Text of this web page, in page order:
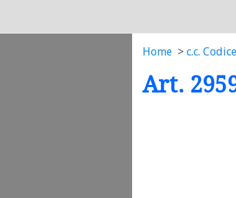
Home c.c.
Art.